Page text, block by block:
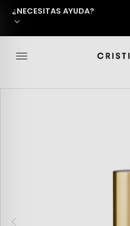
¿NECESITAS AYUDA?